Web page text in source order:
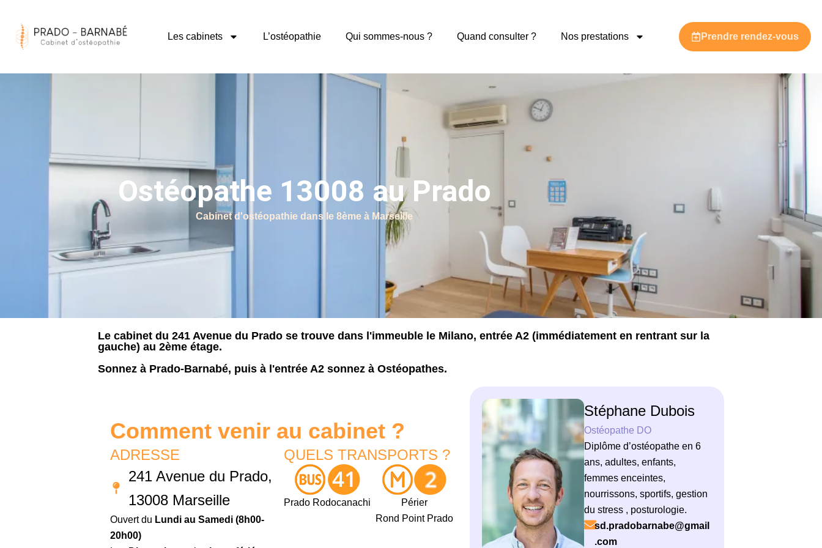
contenu
Les cabinets L’ostéopathie Qui sommes-nous ? Quand consulter ? Nos prestations Prendre rendez-vous
Ostéopathe 13008 au Prado
Cabinet d'ostéopathie dans le 8ème à Marseille
Le cabinet du 241 Avenue du Prado se trouve dans l'immeuble le Milano, entrée A2 (immédiatement en rentrant sur la
gauche) au 2ème étage.
Sonnez à Prado-Barnabé, puis à l'entrée A2 sonnez à Ostéopathes.
Comment venir au cabinet ?
ADRESSE
241 Avenue du Prado,
13008 Marseille
Ouvert du Lundi au Samedi (8h00-
20h00)
QUELS TRANSPORTS ?
Prado Rodocanachi
Périer
Rond Point Prado
Stéphane Dubois
Ostéopathe DO
Diplôme d’ostéopathe en 6
ans, adultes, enfants,
femmes enceintes,
nourrissons, sportifs, gestion
du stress , posturologie.
sd.pradobarnabe@gmail
.com